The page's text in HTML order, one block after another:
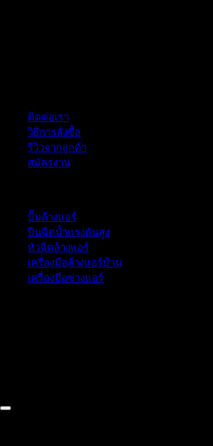
ติดต่อเรา
วิธีการสั่งซื้อ
รีวิวจากลูกค้า
สมัครงาน
ปั๊มล้างแอร์
ปืนฉีดน้ำเเรงดันสูง
หัวฉีดล้างแอร์
เครื่องมือล้างแอร์บ้าน
เครื่องมือช่างแอร์